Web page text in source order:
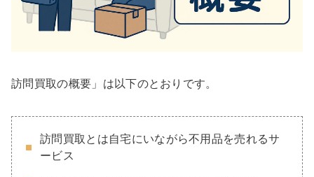
訪問買取の概要」は以下のとおりです。
訪問買取とは自宅にいながら不用品を売れるサ
ービス